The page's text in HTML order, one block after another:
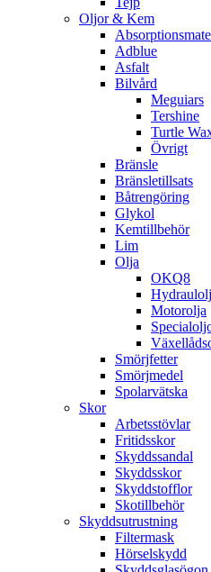
Oljor & Kem
Adblue
Asfalt
Bilvård
Meguiars
Tershine
Turtle
Övrigt
Bränsle
Bränsletillsats
Båtrengöring
Glykol
Kemtillbehör
Lim
Olja
OKQ8
Motorolja
Smörjfetter
Smörjmedel
Spolarvätska
Skor
Arbetsstövlar
Fritidsskor
Skyddssandal
Skyddsskor
Skyddstofflor
Skotillbehör
Skyddsutrustning
Filtermask
Hörselskydd